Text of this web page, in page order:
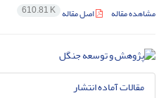
مشاهده مقاله اصل مقاله 610.81 K
مقالات آماده انتشار